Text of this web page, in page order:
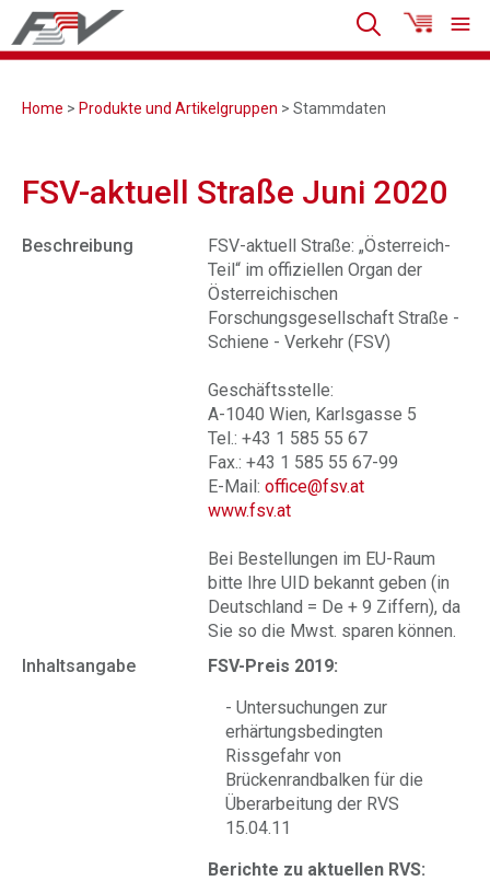
Home > Produkte und Artikelgruppen > Stammdaten
FSV-aktuell Straße Juni 2020
Beschreibung
FSV-aktuell Straße: „Österreich-
Teil“ im offiziellen Organ der
Österreichischen
Forschungsgesellschaft Straße -
Schiene - Verkehr (FSV)
Geschäftsstelle:
A-1040 Wien, Karlsgasse 5
Tel.: +43 1 585 55 67
Fax.: +43 1 585 55 67-99
E-Mail: office@fsv.at
www.fsv.at
Bei Bestellungen im EU-Raum
bitte Ihre UID bekannt geben (in
Deutschland = De + 9 Ziffern), da
Sie so die Mwst. sparen können.
Inhaltsangabe
FSV-Preis 2019:
- Untersuchungen zur
erhärtungsbedingten
Rissgefahr von
Brückenrandbalken für die
Überarbeitung der RVS
15.04.11
Berichte zu aktuellen RVS: